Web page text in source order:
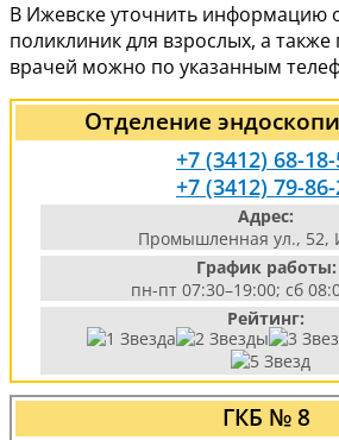
В Ижевске уточнить информацию
поликлиник для взрослых, а
врачей можно по указанным
Отделение
+7 (3412) 68-
+7 (3412) 79-
Адрес:
Промышленная ул., 52,
График работы:
пн-пт 07:30–19:00; сб
Рейтинг:
ГКБ № 8